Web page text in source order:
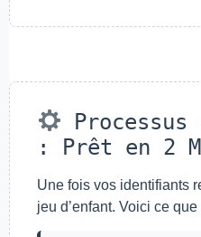
: Prêt en 2
Une fois vos identifiants
jeu d’enfant. Voici ce